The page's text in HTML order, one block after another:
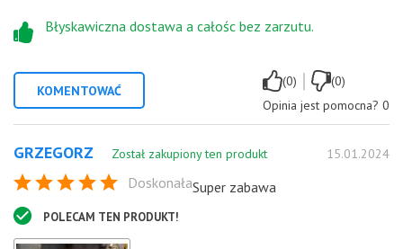
Błyskawiczna dostawa a całośc bez zarzutu.
KOMENTOWAĆ
(0) |
(0)
Opinia jest pomocna? 0
GRZEGORZ Został zakupiony ten produkt 15.01.2024
Doskonała
POLECAM TEN PRODUKT!
Super zabawa